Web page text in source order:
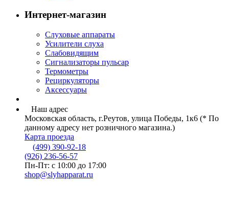
Интернет-магазин
Слуховые аппараты
Усилители слуха
Слабовидящим
Сигнализаторы пульсар
Термометры
Рециркуляторы
Аксессуары
Наш адрес
Московская область, г.Реутов, улица Победы, 1к6 (* По
данному адресу нет розничного магазина.)
Карта проезда
(499) 390-92-18
(926) 236-56-57
Пн-Пт: с 10:00 до 17:00
shop@slyhapparat.ru